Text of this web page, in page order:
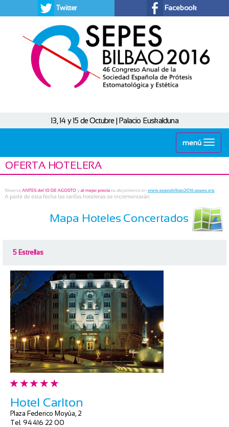
Facebook
Twitter
13, 14 y 15 de Octubre | Palacio Euskalduna
menú
OFERTA HOTELERA
Mapa Hoteles Concertados
5 Estrellas
Hotel Carlton
Plaza Federico Moyúa, 2
Tel. 94 416 22 00